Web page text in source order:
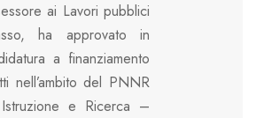
ai Lavori pubblici
ha approvato in
a finanziamento
nell’ambito del PNNR
e Ricerca –